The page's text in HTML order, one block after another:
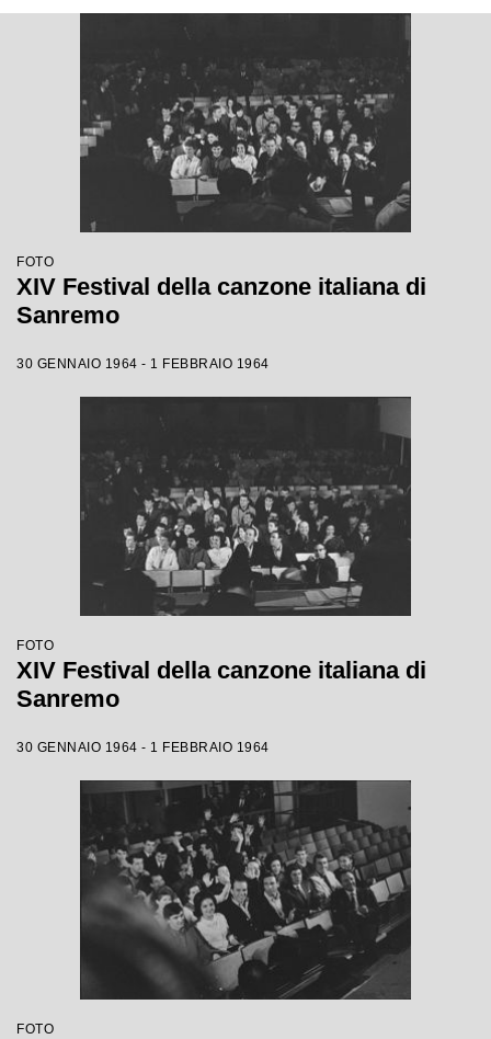
FOTO
XIV Festival della canzone italiana di
Sanremo
30 GENNAIO 1964 - 1 FEBBRAIO 1964
FOTO
XIV Festival della canzone italiana di
Sanremo
30 GENNAIO 1964 - 1 FEBBRAIO 1964
FOTO